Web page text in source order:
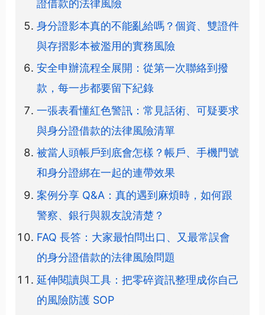
證借款的法律風險
身分證影本真的不能亂給嗎？個資、雙證件
與存摺影本被濫用的實務風險
安全申辦流程全展開：從第一次聯絡到撥
款，每一步都要留下紀錄
一張表看懂紅色警訊：常見話術、可疑要求
與身分證借款的法律風險清單
被當人頭帳戶到底會怎樣？帳戶、手機門號
和身分證綁在一起的連帶效果
案例分享 Q&A：真的遇到麻煩時，如何跟
警察、銀行與親友說清楚？
FAQ 長答：大家最怕問出口、又最常誤會
的身分證借款的法律風險問題
延伸閱讀與工具：把零碎資訊整理成你自己
的風險防護 SOP